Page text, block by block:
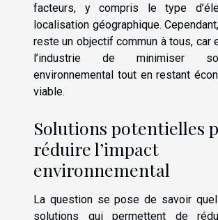
facteurs, y compris le type
localisation géographique.
reste un objectif commun à tous, car
l’industrie de minimiser
environnemental tout en restant
viable.
Solutions potentielles
réduire l’impact
environnemental
La question se pose de savoir
solutions qui permettent de